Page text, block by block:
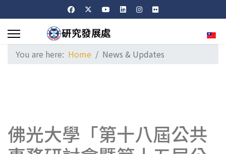
You are here: Home News & Updates
佛光大學「第十八屆公共